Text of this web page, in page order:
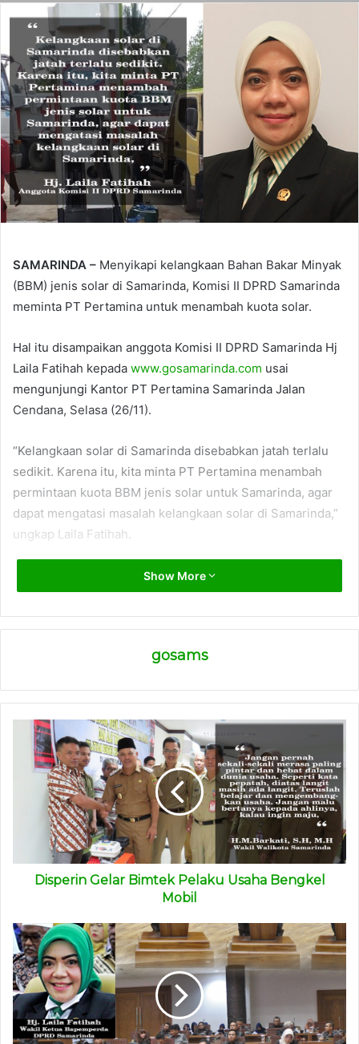
SAMARINDA – Menyikapi kelangkaan Bahan Bakar Minyak
(BBM) jenis solar di Samarinda, Komisi II DPRD Samarinda
meminta PT Pertamina untuk menambah kuota solar.
Hal itu disampaikan anggota Komisi II DPRD Samarinda Hj
Laila Fatihah kepada www.gosamarinda.com usai
mengunjungi Kantor PT Pertamina Samarinda Jalan
Cendana, Selasa (26/11).
“Kelangkaan solar di Samarinda disebabkan jatah terlalu
sedikit. Karena itu, kita minta PT Pertamina menambah
permintaan kuota BBM jenis solar untuk Samarinda, agar
dapat mengatasi masalah kelangkaan solar di Samarinda,”
ungkap Laila Fatihah.
Sayangnya, kata dia, saat mengunjungi Kantor PT
Pertamina Jalan Basuki Rahmat, ternyata pengambil
kebijakan di PT Pertamina sedang berada di Balikpapan.
“Tadi yang kita temui bukan pengambil kebijakannya.
dia.
Namun, lanjut dia, Komisi II DPRD Samarinda akan segera
melayangkan surat panggilan ke PT Pertamina Samarinda.
“Nanti kita akan agendakan ulang pemanggilan PT
Pertamina, agar pengambil kebijakan di PT Pertamina bisa
datang ke dewan, untuk membahas persoalan kelangkaan
solar di Samarinda,” pungkas dia.(advetorial)
Show More
gosams
Disperin Gelar Bimtek Pelaku Usaha Bengkel
Mobil